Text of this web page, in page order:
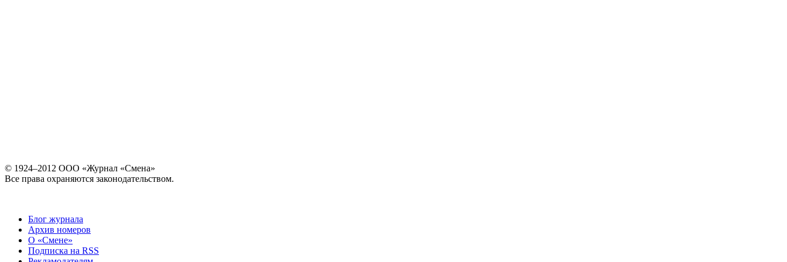
© 1924–2012 ООО «Журнал «Смена»
Все права охраняются законодательством.
Блог журнала
Архив номеров
О «Смене»
Подписка на RSS